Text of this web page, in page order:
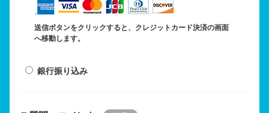
送信ボタンをクリックすると、クレジットカード決済の画面
へ移動します。
銀行振り込み